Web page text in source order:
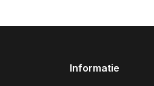
Informatie